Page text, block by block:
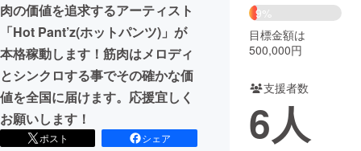
まちづくり・地域活性化
CAMPFIRE for Social Good
CAMPFIRE Creation
CAMPFIREふるさと納税machi-ya コミュニティ
肉の価値を追求するアーティスト
「Hot Pant’z(ホットパンツ)」が
本格稼動します！筋肉はメロディ
とシンクロする事でその確かな価
値を全国に届けます。応援宜しく
お願いします！
ポスト
シェア
9%
目標金額は
500,000円
支援者数
6人